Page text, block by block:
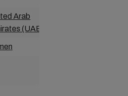
Arab
(UAE